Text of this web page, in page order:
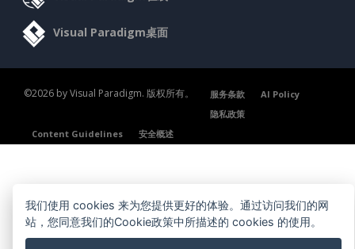
Visual Paradigm桌面
©2026 by Visual Paradigm. 版权所有。 服务条款
AI Policy
隐私政策
Content Guidelines
安全概述
我们使用 cookies 来为您提供更好的体验。通过访问我们的网
站，您同意我们的Cookie政策中所描述的 cookies 的使用。